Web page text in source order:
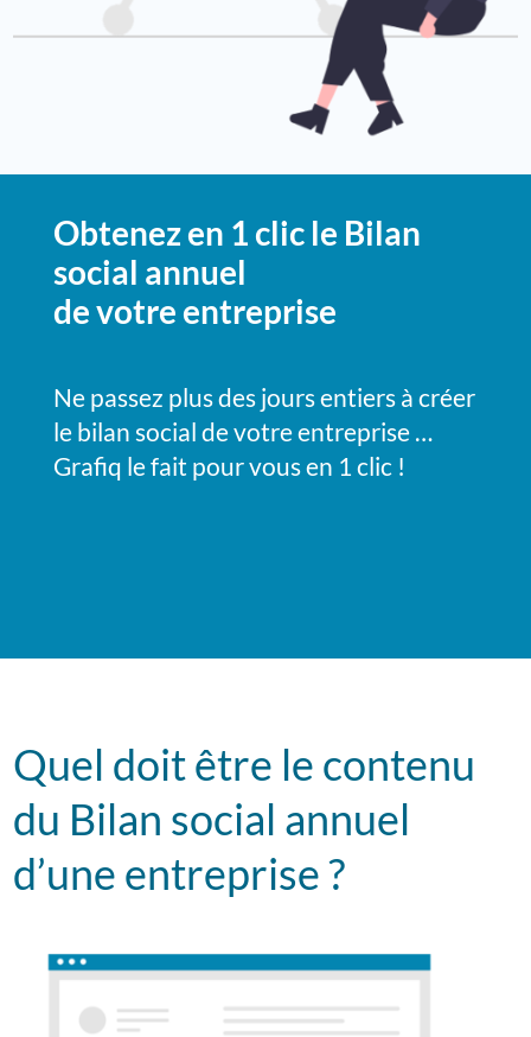
Obtenez en 1 clic le Bilan
social annuel
de votre entreprise
Ne passez plus des jours entiers à créer
le bilan social de votre entreprise …
Grafiq le fait pour vous en 1 clic !
Quel doit être le contenu
du Bilan social annuel
d’une entreprise ?